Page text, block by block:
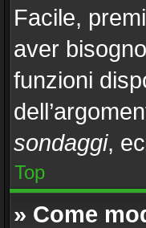
Facile,
aver
funzioni
sondaggi,
Top
» Come